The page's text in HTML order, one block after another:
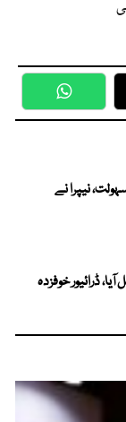
نیپرا نے
ڈرائیور خوفزدہ